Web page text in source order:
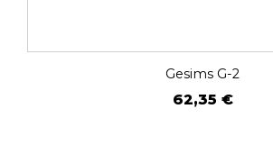
Gesims G-2
62,35 €